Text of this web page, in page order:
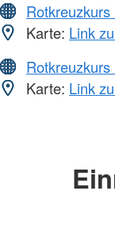
Karte: Link
Rotkreuzkurs
Karte: Link